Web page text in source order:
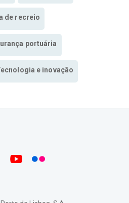
de recreio
portuária
e inovação